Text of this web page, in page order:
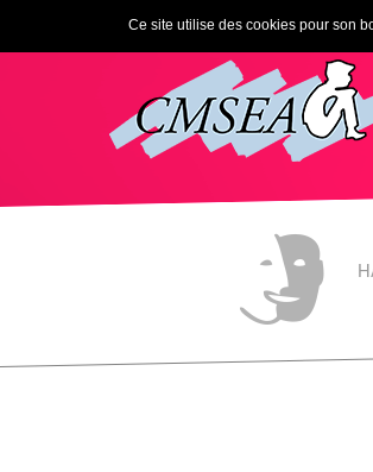
Ce site utilise des cookies pour son